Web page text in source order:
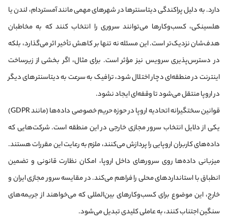
دارد. به دلیل پراکندگی دیتاسنترها در شهرهای مهمی مانند آمستردام، لندن یا
هلسینکی، کسب‌وکارها می‌توانند سروری را انتخاب کنند که به مخاطبان
هدف‌شان نزدیک‌تر است. این مسئله نه تنها بر کاهش تأخیر اثر می‌گذارد، بلکه
در دسترس‌پذیری سرویس نیز مؤثر است. برای مثال، اگر بخشی از زیرساخت
اینترنت در منطقه‌ای دچار اختلال شود، ترافیک به سرعت به دیتاسنترهای دیگر
در اروپا منتقل می‌شود تا وقفه‌ای ایجاد نشود.
قوانین سختگیرانه اتحادیه اروپا در حوزه حریم خصوصی داده‌ها (مانند GDPR)
یکی از دلایل انتخاب سرور مجازی خارجی در این منطقه است. شرکت‌هایی که
داده‌های کاربران اروپایی را پردازش می‌کنند، ملزم به رعایت این مقررات هستند.
میزبانی داده‌ها روی سرورهای داخل اروپا، امکان نظارت قانونی و تضمین
انطباق با استانداردهای محلی را فراهم می‌کند. در مقایسه سرور مجازی ایران و
خارج، این موضوع برای کسب‌وکارهای بین‌المللی که می‌خواهند از جریمه‌های
سنگین اجتناب کنند، به عاملی کلیدی تبدیل می‌شود.